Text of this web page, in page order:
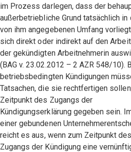
im Prozess darlegen, dass der
außerbetriebliche Grund tatsächlich in
von ihm angegebenen Umfang
sich direkt oder indirekt auf den
der gekündigten Arbeitnehmerin
(BAG v. 23.02.2012 – 2 AZR 548/10).
betriebsbedingten Kündigungen
Tatsachen, die sie rechtfertigen
Zeitpunkt des Zugangs der
Kündigungserklärung gegeben sein.
einer gebundenen
reicht es aus, wenn zum Zeitpunkt des
Zugangs der Kündigung eine